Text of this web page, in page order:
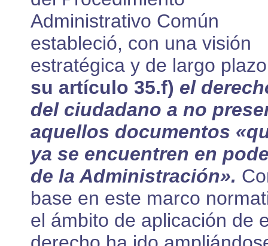
Administrativo Común
estableció, con una visión
estratégica y de largo
su artículo 35.f) el
del ciudadano a no
aquellos documentos
ya se encuentren en
de la Administración».
base en este marco
el ámbito de aplicación de